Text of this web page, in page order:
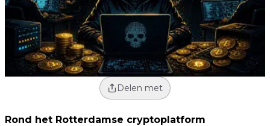
Delen met
Rond het Rotterdamse cryptoplatform